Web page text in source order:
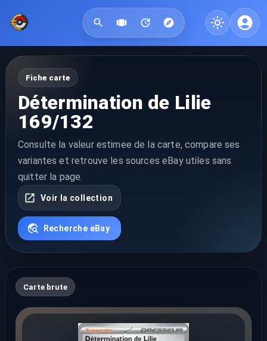
Fiche carte
Détermination de Lilie
169/132
Consulte la valeur estimee de la carte, compare ses
variantes et retrouve les sources eBay utiles sans
quitter la page.
Voir la collection
Recherche eBay
Carte brute